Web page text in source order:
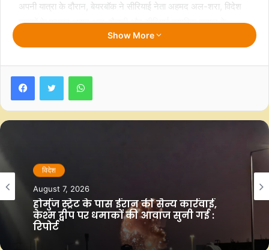
अपनी यात्रा के दौरान, बेयरबॉक ने सीरियाई नेता अहमद अल-शरा, विदेश
मामलों के प्रमुख असद अल-शैबानी और सीरियाई नागरिक समाज के
प्रतिनिधियों के साथ उच्च स्तरीय बैठक की।
बेयरबॉक ने दमिश्क में भारी क्षतिग्रस्त जोबार इलाके का भी दौरा किया, जो
एक ऐसा जिला है जिसने देश के गृह युद्ध का खामियाजा भुगता है।
जर्मनी ने 2012 में दमिश्क में अपना दूतावास बंद कर दिया था जब देश में
इटली और स्पेन जैसे कई अन्य यूरोपीय देशों ने पहले ही सीरिया की राजधानी
में अपने दूतावास फिर से खोल दिए हैं।
राष्ट्रपति अल-असद को उनके नए नियुक्त उत्तराधिकारी अहमद अल-शरा
के नेतृत्व में विद्रोही बलों के गठबंधन द्वारा अपदस्थ किए जाने के बाद सीरिया
में जर्मनी के राजनयिक मिशन को फिर से खोलना एक महत्वपूर्ण बदलाव को
Show More
FacebookTwitter WhatsApp
विदेश
August 7, 2026
होर्मुज स्ट्रेट के पास ईरान की सैन्य कार्रवाई,
केश्म द्वीप पर धमाकों की आवाज सुनी गई :
रिपोर्ट